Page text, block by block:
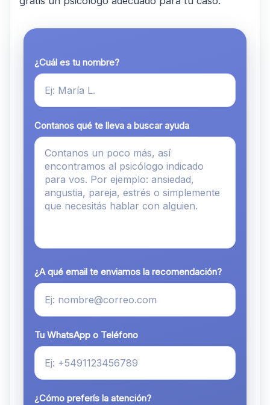
¿Cuál es tu nombre?
Contanos qué te lleva a buscar ayuda
¿A qué email te enviamos la recomendación?
Tu WhatsApp o Teléfono
¿Cómo preferís la atención?